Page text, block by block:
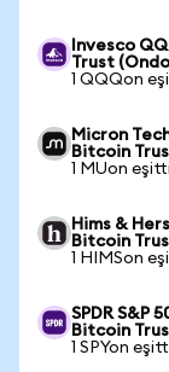
Invesco
Trust
1 QQQon
Micron
Bitcoin
1 MUon
Hims &
Bitcoin
1 HIMSon
SPDR S&P
Bitcoin
1 SPYon